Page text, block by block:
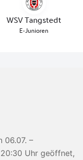
06.07. –
Uhr geöffnet,